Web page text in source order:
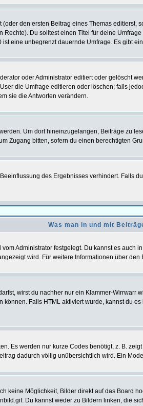
den ersten Beitrag eines Themas editierst,
Du solltest einen Titel für deine
eine unbegrenzt dauernde Umfrage. Es gibt
oder Administrator editiert oder gelöscht
die Umfrage editieren oder löschen; falls
sie die Antworten verändern.
Um dort hineinzugelangen, Beiträge zu
Zugang bitten, sofern du einen berechtigten
des Ergebnisses verhindert. Falls
Was man in und mit
Administrator festgelegt. Du kannst es
wird. Für weitere Informationen über
wirst du nachher nur ein Klammer-Wirrwarr
Falls HTML aktiviert wurde, kannst du
Es werden nur kurze Codes benötigt, z. B.
dadurch völlig unübersichtlich wird. Ein
keine Möglichkeit, Bilder direkt auf das Board
Du kannst weder zu Bildern linken, die